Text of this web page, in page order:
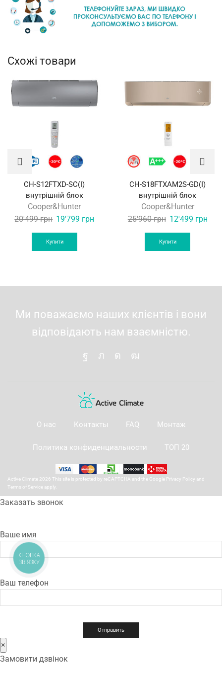
Схожі товари
CH-S12FTXD-SC(I)
внутрішній блок
Cooper&Hunter
20'499грн Original
price
was:
20'499 грн.
19'799 грн
Купити
CH-S18FTXAM2S-GD(I)
внутрішній блок
Cooper&Hunter
25'960грн Original
price
was:
25'960 грн.
12'499 грн
Купити
Ми поважаємо наших клієнтів і вони
відповідають нам взаємністю.
О нас Контакты FAQ Монтаж
Политика конфиденциальности ТОП 20
Active Climate 2026 This site is protected by reCAPTCHA and the Google Privacy Policy and
Terms of Service apply.
Заказать звонок
Ваше имя
Ваш телефон
×
Замовити дзвінок
КНОПКА
ЗВ'ЯЗКУ